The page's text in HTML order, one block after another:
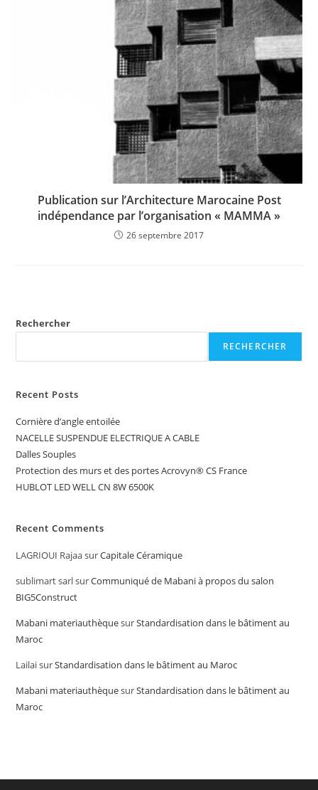
Publication sur l’Architecture Marocaine Post
indépendance par l’organisation « MAMMA »
26 septembre 2017
Rechercher
RECHERCHER
Recent Posts
Cornière d’angle entoilée
NACELLE SUSPENDUE ELECTRIQUE A CABLE
Dalles Souples
Protection des murs et des portes Acrovyn® CS France
HUBLOT LED WELL CN 8W 6500K
Recent Comments
LAGRIOUI RajaasurCapitale Céramique
sublimart sarlsurCommuniqué de Mabani à propos du salon
BIG5Construct
Mabani materiauthèquesurStandardisation dans le bâtiment au
Maroc
LailaisurStandardisation dans le bâtiment au Maroc
Mabani materiauthèquesurStandardisation dans le bâtiment au
Maroc